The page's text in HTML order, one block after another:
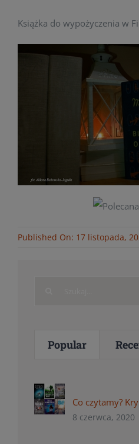
Książka do wypożyczenia w
Published On: 17 listopada,
Popular
Co czytamy?
8 czerwca, 2020